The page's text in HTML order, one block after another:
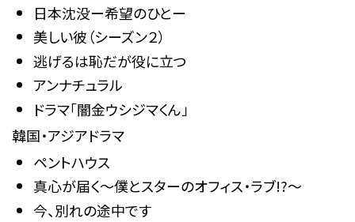
日本沈没ー希望のひとー
美しい彼（シーズン２）
逃げるは恥だが役に立つ
アンナチュラル
ドラマ「闇金ウシジマくん」
韓国・アジアドラマ
ペントハウス
真心が届く～僕とスターのオフィス・ラブ!?～
今、別れの途中です